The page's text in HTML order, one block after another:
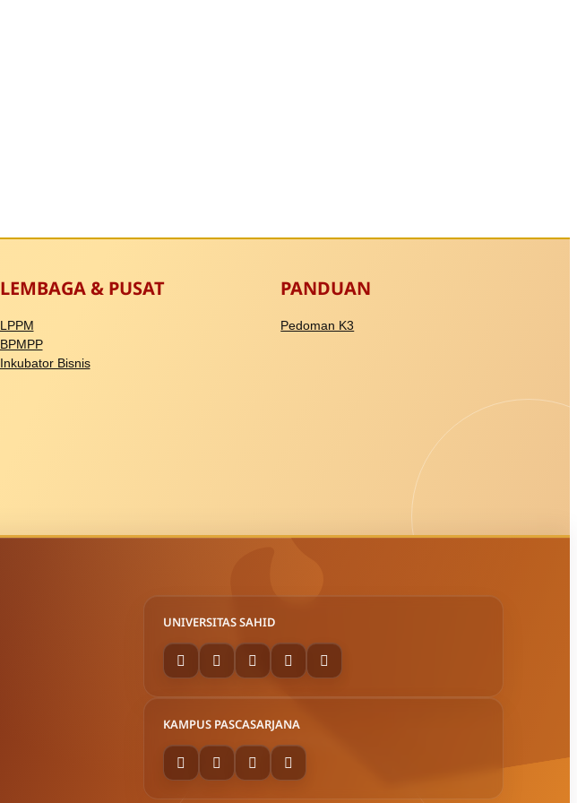
LEMBAGA & PUSAT
LPPM
BPMPP
Inkubator Bisnis
PANDUAN
Pedoman K3
UNIVERSITAS SAHID
KAMPUS PASCASARJANA